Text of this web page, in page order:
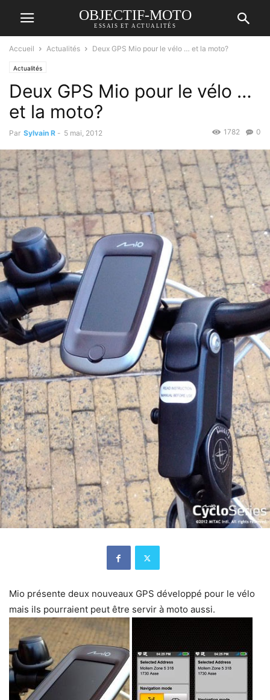
OBJECTIF-MOTO
ESSAIS ET ACTUALITÉS
Accueil Actualités Deux GPS Mio pour le vélo … et la moto?
Actualités
Deux GPS Mio pour le vélo …
et la moto?
Par Sylvain R - 5 mai, 2012 0
1782
Mio présente deux nouveaux GPS développé pour le vélo
mais ils pourraient peut être servir à moto aussi.